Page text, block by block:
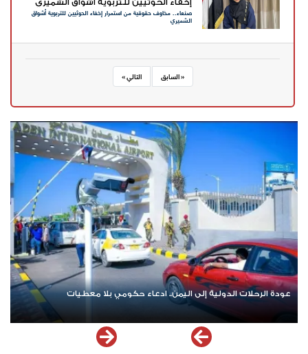
إخفاء الحوثيين للتربوية أشواق الشميري
صنعاء.. مخاوف حقوقية من استمرار إخفاء الحوثيين للتربوية أشواق
الشميري
« السابق التالي »
عودة الرحلات الدولية إلى اليمن.. ادعاء حكومي بلا معطيات